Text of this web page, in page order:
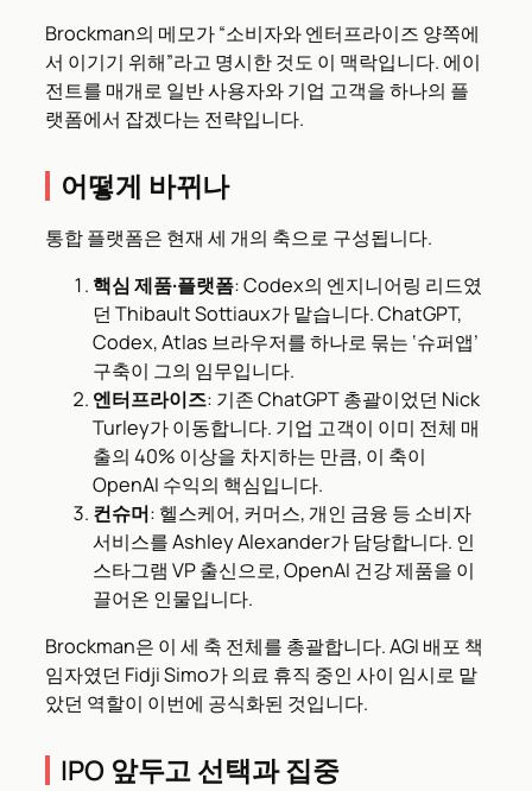
Brockman의 메모가 “소비자와 엔터프라이즈 양쪽에
서 이기기 위해”라고 명시한 것도 이 맥락입니다. 에이
전트를 매개로 일반 사용자와 기업 고객을 하나의 플
랫폼에서 잡겠다는 전략입니다.
어떻게 바뀌나
통합 플랫폼은 현재 세 개의 축으로 구성됩니다.
핵심 제품·플랫폼: Codex의 엔지니어링 리드였
던 Thibault Sottiaux가 맡습니다. ChatGPT,
Codex, Atlas 브라우저를 하나로 묶는 ‘슈퍼앱’
구축이 그의 임무입니다.
엔터프라이즈: 기존 ChatGPT 총괄이었던 Nick
Turley가 이동합니다. 기업 고객이 이미 전체 매
출의 40% 이상을 차지하는 만큼, 이 축이
OpenAI 수익의 핵심입니다.
컨슈머: 헬스케어, 커머스, 개인 금융 등 소비자
서비스를 Ashley Alexander가 담당합니다. 인
스타그램 VP 출신으로, OpenAI 건강 제품을 이
끌어온 인물입니다.
Brockman은 이 세 축 전체를 총괄합니다. AGI 배포 책
임자였던 Fidji Simo가 의료 휴직 중인 사이 임시로 맡
았던 역할이 이번에 공식화된 것입니다.
IPO 앞두고 선택과 집중